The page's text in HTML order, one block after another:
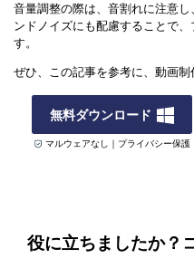
音量調整の際は、音割れに注意
ンドノイズにも配慮することで
す。
ぜひ、この記事を参考に、動画制
無料ダウンロード
マルウェアなし｜プライバシー保護
役に立ちましたか？